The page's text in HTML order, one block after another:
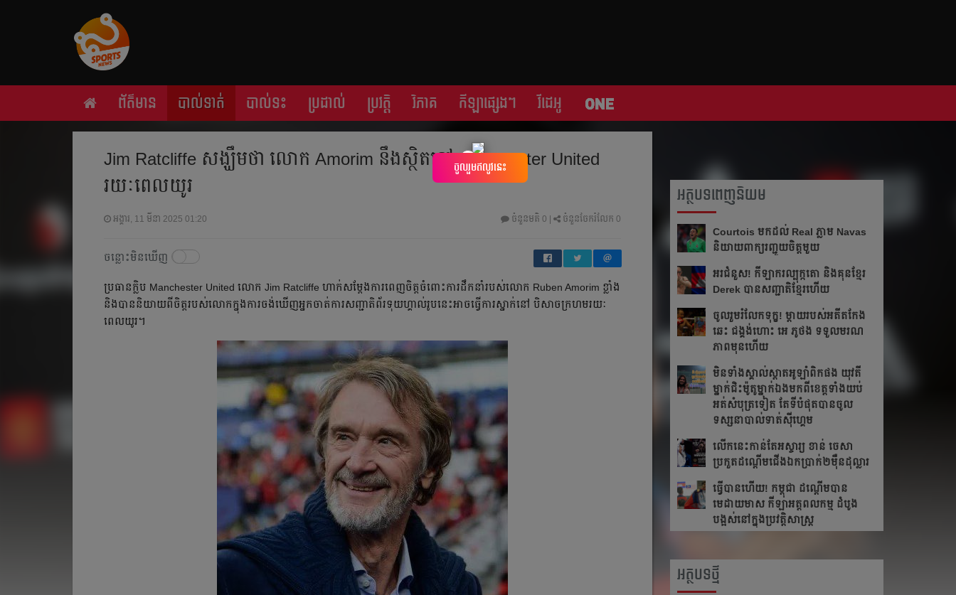
ព័ត៌មាន បាល់ទាត់ បាល់ទះ ប្រដាល់ ប្រវត្តិ​​ វិភាគ កីឡា​ផ្សេង​ៗ វីដេអូ
Jim Ratcliffe សង្ឃឹម​ថា លោក Amorim នឹង​​ស្ថិត​នៅ​ Manchester United
រយៈ​ពេល​យូរ​
អង្គារ, 11 មីនា 2025 01:20 ចំនួនមតិ 0 ចំនួនចែករំលែក 0
ចន្លោះមិនឃើញ
ប្រធាន​ក្លិប​ Manchester United លោក Jim Ratcliffe ​ហាក់​សម្ដែង​ការ​ពេញ​ចិត្ត​ចំពោះ​ការ​ដឹក​នាំ​របស់​លោក Ruben Amorim ​ខ្លាំង
និង​បាន​​និយាយ​ពី​ចិត្ត​របស់​លោក​ក្នុង​ការ​ចង់​ឃើញ​អ្នក​ចាត់​ការ​សញ្ជាតិ​ព័រទុយហ្គាល់​រូប​នេះ​​អាច​ធ្វើ​ការ​ស្នាក់​នៅ បិសាច​ក្រហម​រយៈ​
ពេល​យូរ​។
អត្ថបទពេញនិយម
Courtois មក​ដល់​ Real ភ្លាម​​ Navas
និយាយ​ពាក្យ​រញ្ជួយ​ចិត្ត​មួយ​
អរ​ជំនួស!​ កីឡាករ​ល្បុក្កតោ​ និង​គុន​ខ្មែរ​
Derek​ បាន​សញ្ជាតិ​ខ្មែរ​ហើយ​
ចូលរួម​រំលែក​ទុក្ខ​! ម្ដាយ​របស់​អតីត​កែង​
ឆេះ​ ជង្គង់​ហោះ​ អេ​ ភូថង​ ទទួល​មរណ
ភាព​មុន​ហើយ
មិនទាំងស្គាល់ស្តាតអូឡាំពិកផង យុវតី
ម្នាក់ជិះម៉ូតូម្នាក់ឯងមកពីខេត្ត​ទាំង​យប់
អត់សំបុត្រទៀត តែ​ទី​បំផុត​បាន​ចូល​
ទស្សនា​បាល់ទាត់ស៊ីហ្គេម
លើក​នេះ​កាន់​តែ​អស្ចារ្យ ខាន់ ចេសា
ប្រកួត​ដណ្តើម​ជើង​ឯកប្រាក់២ម៉ឺនដុល្លារ​
ធ្វើបានហើយ! កម្ពុជា ដណ្តើមបាន
មេដាយមាស កីឡាអត្តពលកម្ម ដំបូង
បង្អស់នៅក្នុងប្រវត្តិសាស្រ្ត
អត្ថបទថ្មី
×
ចូលរួមឥលូវនេះ